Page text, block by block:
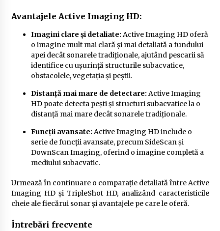
Avantajele Active Imaging HD:
Imagini clare și detaliate: Active Imaging HD oferă
o imagine mult mai clară și mai detaliată a fundului
apei decât sonarele tradiționale, ajutând pescarii să
identifice cu ușurință structurile subacvatice,
obstacolele, vegetația și peștii.
Distanță mai mare de detectare: Active Imaging
HD poate detecta pești și structuri subacvatice la o
distanță mai mare decât sonarele tradiționale.
Funcții avansate: Active Imaging HD include o
serie de funcții avansate, precum SideScan și
DownScan Imaging, oferind o imagine completă a
mediului subacvatic.
Urmează în continuare o comparație detaliată între Active
Imaging HD și TripleShot HD, analizând caracteristicile
cheie ale fiecărui sonar și avantajele pe care le oferă.
Întrebări frecvente